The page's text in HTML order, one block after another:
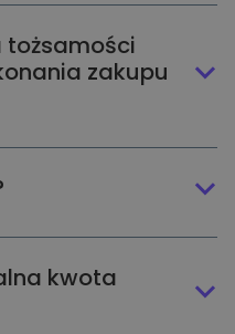
tożsamości
zakupu
kwota